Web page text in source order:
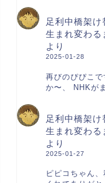
足利中橋架け
生まれ変わる
より
2025-01-28
再びのぴぴこ
か〜、 NHKが
足利中橋架け
生まれ変わる
より
2025-01-27
ピピコちゃん